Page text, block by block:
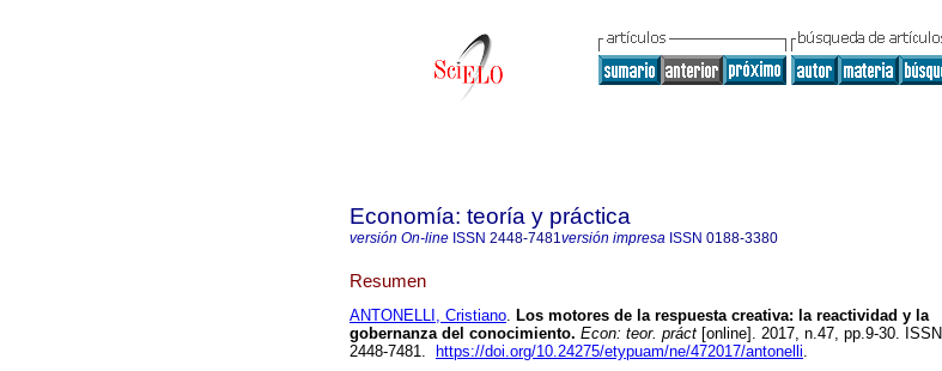
Economía: teoría y práctica
versión On-line ISSN 2448-7481versión impresa ISSN 0188-3380
Resumen
ANTONELLI, Cristiano. Los motores de la respuesta creativa: la reactividad y la
gobernanza del conocimiento. Econ: teor. práct [online]. 2017, n.47, pp.9-30. ISSN
2448-7481.
https://doi.org/10.24275/etypuam/ne/472017/antonelli.